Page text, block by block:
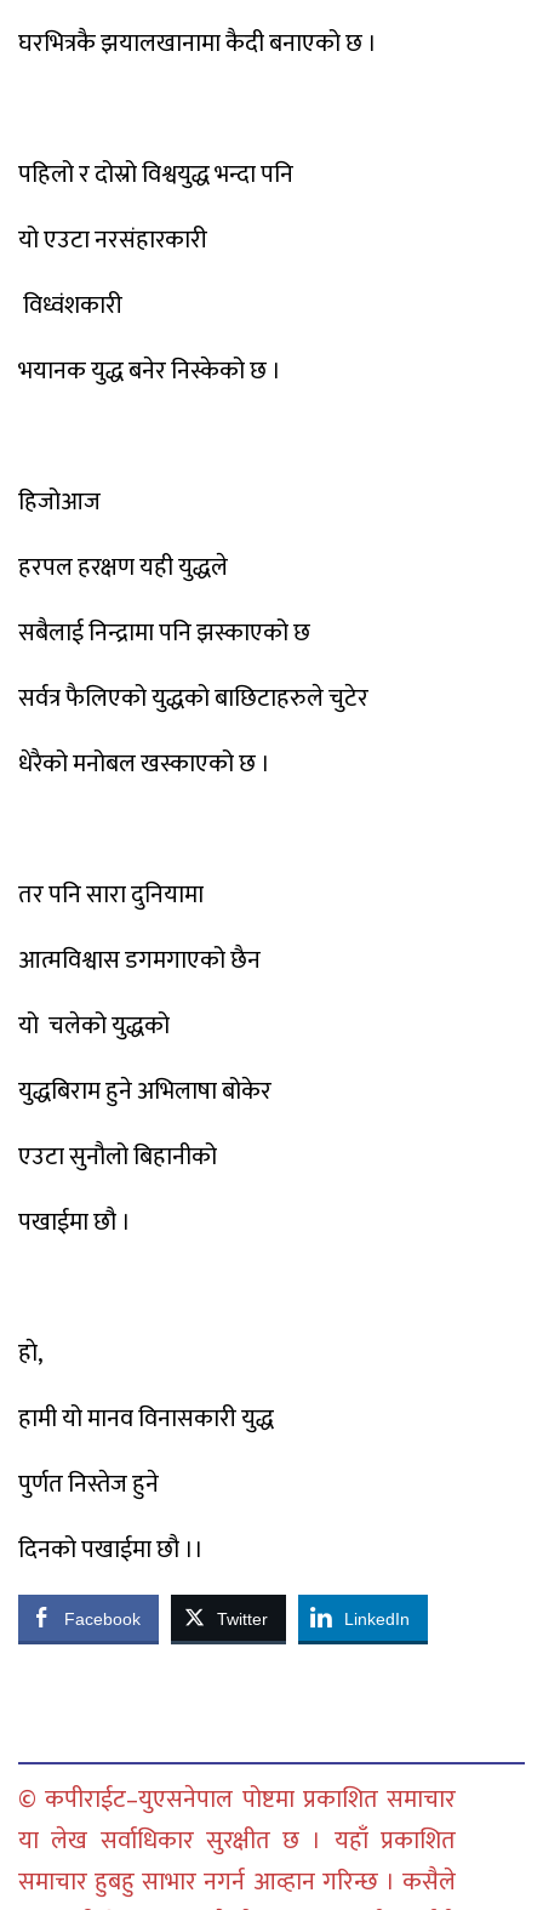
घरभित्रकै झयालखानामा कैदी बनाएको छ ।
पहिलो र दोस्रो विश्वयुद्ध भन्दा पनि
यो एउटा नरसंहारकारी
विध्वंशकारी
भयानक युद्ध बनेर निस्केको छ ।
हिजोआज
हरपल हरक्षण यही युद्धले
सबैलाई निन्द्रामा पनि झस्काएको छ
सर्वत्र फैलिएको युद्धको बाछिटाहरुले चुटेर
धेरैको मनोबल खस्काएको छ ।
तर पनि सारा दुनियामा
आत्मविश्वास डगमगाएको छैन
यो चलेको युद्धको
युद्धबिराम हुने अभिलाषा बोकेर
एउटा सुनौलो बिहानीको
पखाईमा छौ ।
हाे,
हामी यो मानव विनासकारी युद्ध
पुर्णत निस्तेज हुने
दिनको पखाईमा छौ ।।
Facebook Twitter LinkedIn
© कपीराईट–युएसनेपाल पोष्टमा प्रकाशित समाचार
या लेख सर्वाधिकार सुरक्षीत छ । यहाँ प्रकाशित
समाचार हुबहु साभार नगर्न आव्हान गरिन्छ । कसैले